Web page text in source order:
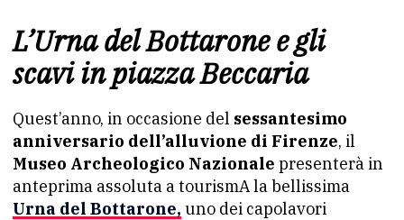
L’Urna del Bottarone e gli
scavi in piazza Beccaria
Quest’anno, in occasione del sessantesimo
anniversario dell’alluvione di Firenze, il
Museo Archeologico Nazionale presenterà in
anteprima assoluta a tourismA la bellissima
Urna del Bottarone, uno dei capolavori